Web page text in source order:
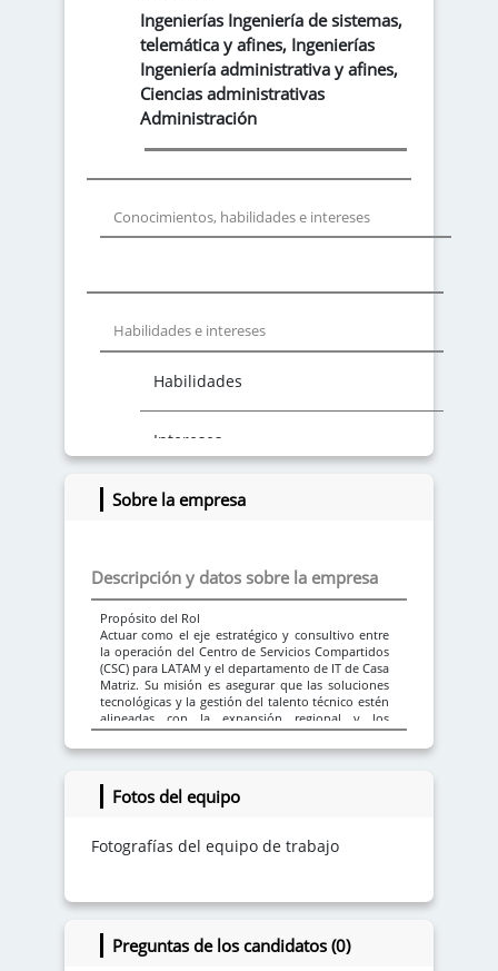
Ingenierías Ingeniería de sistemas,
telemática y afines, Ingenierías
Ingeniería administrativa y afines,
Ciencias administrativas
Administración
Conocimientos, habilidades e intereses
Habilidades e intereses
Habilidades
Intereses
Sobre la empresa
Descripción y datos sobre la empresa
Propósito del Rol
Actuar como el eje estratégico y consultivo entre
la operación del Centro de Servicios Compartidos
(CSC) para LATAM y el departamento de IT de Casa
Matriz. Su misión es asegurar que las soluciones
tecnológicas y la gestión del talento técnico estén
alineadas con la expansión regional y los
estándares corporativos globales.
- Gestión de Interfaz: Actuar como el punto de
que la infraestructura tecnológica soporte el
- Alineación Estratégica: Traducir las necesidades
técnicos viables para el equipo corporativo de IT.
Fotos del equipo
Fotografías del equipo de trabajo
Preguntas de los candidatos (0)